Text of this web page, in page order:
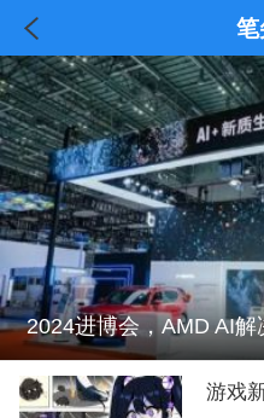
笔
2024进博会，AMD AI
游戏